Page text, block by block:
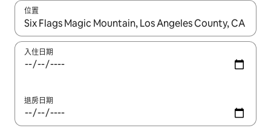
位置
如有搜尋結果，瀏覽內容時請使用上下箭頭，或輕點、滑動裝置。
入住日期
退房日期